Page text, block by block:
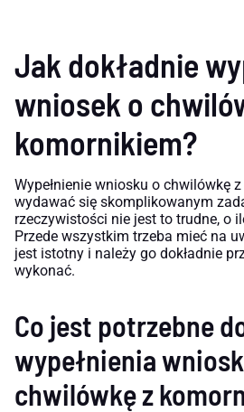
Jak dokładnie
wniosek o
komornikiem?
Wypełnienie wniosku o chwilówkę
wydawać się skomplikowanym
rzeczywistości nie jest to trudne, o
Przede wszystkim trzeba mieć na
jest istotny i należy go dokładnie
wykonać.
Co jest potrzebne
wypełnienia
chwilówkę z